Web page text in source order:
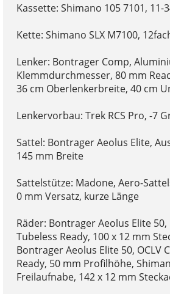
Kassette: Shimano 105 7101, 11-
Kette: Shimano SLX M7100,
Lenker: Bontrager Comp,
Klemmdurchmesser, 80 mm
36 cm Oberlenkerbreite, 40 cm
Lenkervorbau: Trek RCS Pro, -7
Sattel: Bontrager Aeolus Elite,
145 mm Breite
Sattelstütze: Madone, Aero-
0 mm Versatz, kurze Länge
Räder: Bontrager Aeolus Elite 50,
Tubeless Ready, 100 x 12 mm
Bontrager Aeolus Elite 50, OCLV
Ready, 50 mm Profilhöhe,
Freilaufnabe, 142 x 12 mm